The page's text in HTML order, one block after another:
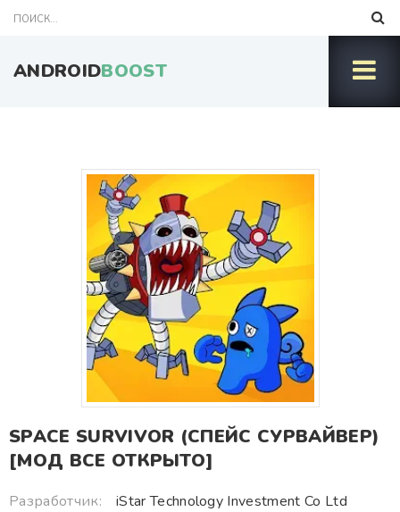
ANDROIDBOOST
SPACE SURVIVOR (СПЕЙС СУРВАЙВЕР)
[МОД ВСЕ ОТКРЫТО]
Разработчик:
iStar Technology Investment Co Ltd